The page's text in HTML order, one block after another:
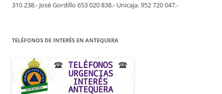
310 238.- José Gordillo 653 020 838.- Unicaja. 952 720 047.-
TELÉFONOS DE INTERÉS EN ANTEQUERA